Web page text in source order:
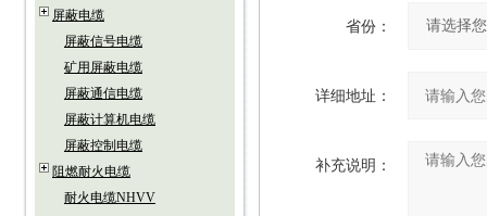
屏蔽电缆
屏蔽信号电缆
矿用屏蔽电缆
屏蔽通信电缆
屏蔽计算机电缆
屏蔽控制电缆
阻燃耐火电缆
耐火电缆NHVV
省份：
详细地址：
补充说明：